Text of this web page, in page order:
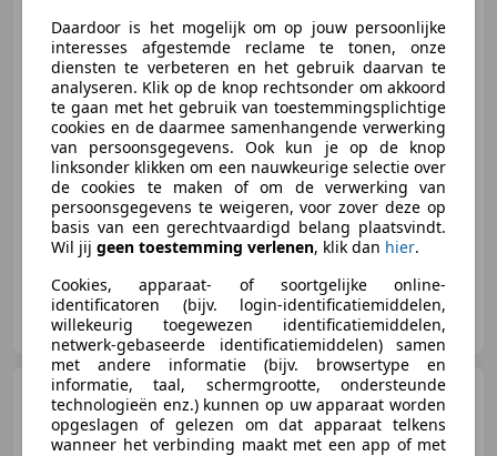
€ 16.999
11/2022 44.645 km Benzine
73 kW (99 PK)
Autocentrum Eemnes B.V.
NL-3755 BX EEMNES
Opel Astra 1.4 T 16V 88kW
Sports Tourer
Daardoor is het mogelijk om op jouw persoonlijke
interesses afgestemde reclame te tonen, onze
diensten te verbeteren en het gebruik daarvan te
analyseren. Klik op de knop rechtsonder om akkoord
te gaan met het gebruik van toestemmingsplichtige
cookies en de daarmee samenhangende verwerking
van persoonsgegevens. Ook kun je op de knop
linksonder klikken om een nauwkeurige selectie over
de cookies te maken of om de verwerking van
persoonsgegevens te weigeren, voor zover deze op
basis van een gerechtvaardigd belang plaatsvindt.
Wil jij geen toestemming verlenen, klik dan hier.
Cookies, apparaat- of soortgelijke online-
identificatoren (bijv. login-identificatiemiddelen,
willekeurig toegewezen identificatiemiddelen,
netwerk-gebaseerde identificatiemiddelen) samen
met andere informatie (bijv. browsertype en
informatie, taal, schermgrootte, ondersteunde
technologieën enz.) kunnen op uw apparaat worden
opgeslagen of gelezen om dat apparaat telkens
wanneer het verbinding maakt met een app of met